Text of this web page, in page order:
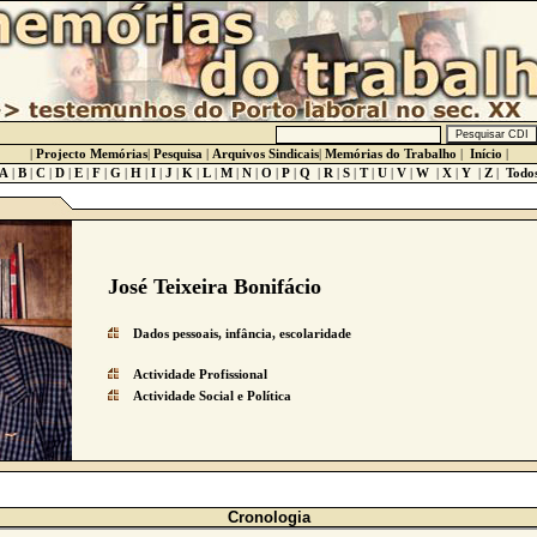
| Projecto Memórias| Pesquisa | Arquivos Sindicais| Memórias do Trabalho | Início |
| B| C| D| E| F| G| H| I| J | K | L| M| N| O | P| Q | R | S| T| U| V | W| X| Y| Z|
José Teixeira Bonifácio
Dados pessoais, infância, escolaridade
Actividade Profissional
Actividade Social e Política
Cronologia